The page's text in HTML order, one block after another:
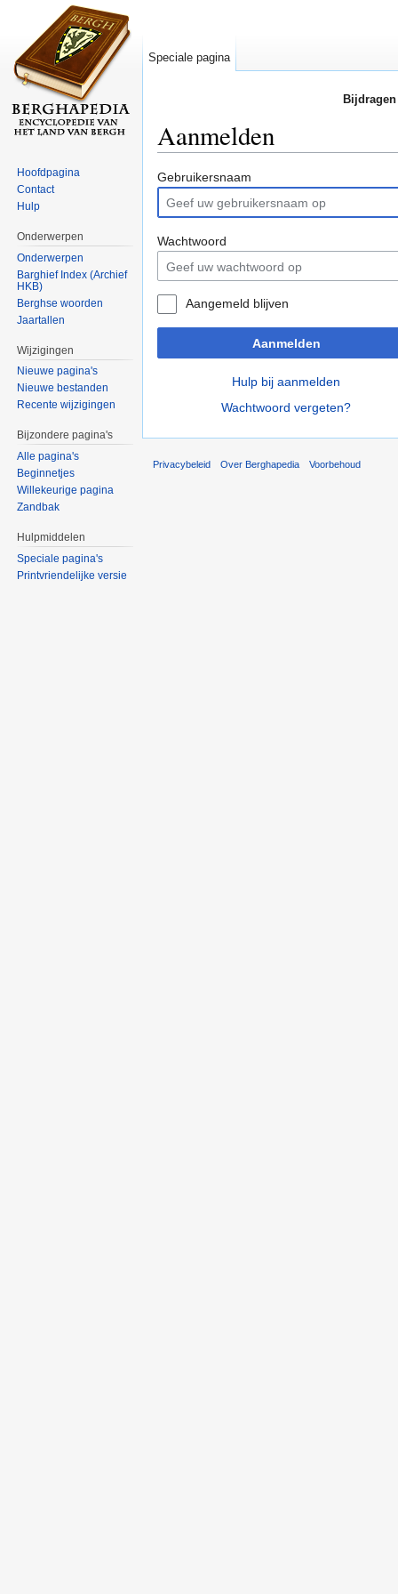
Aanmelden
Gebruikersnaam
Wachtwoord
Aangemeld blijven
Aanmelden
Hulp bij aanmelden
Wachtwoord vergeten?
Speciale pagina
Hoofdpagina
Contact
Hulp
Onderwerpen
Onderwerpen
Barghief Index (Archief
HKB)
Berghse woorden
Jaartallen
Wijzigingen
Nieuwe pagina's
Nieuwe bestanden
Recente wijzigingen
Bijzondere pagina's
Alle pagina's
Beginnetjes
Willekeurige pagina
Zandbak
Hulpmiddelen
Speciale pagina's
Printvriendelijke versie
Privacybeleid Over Berghapedia Voorbehoud